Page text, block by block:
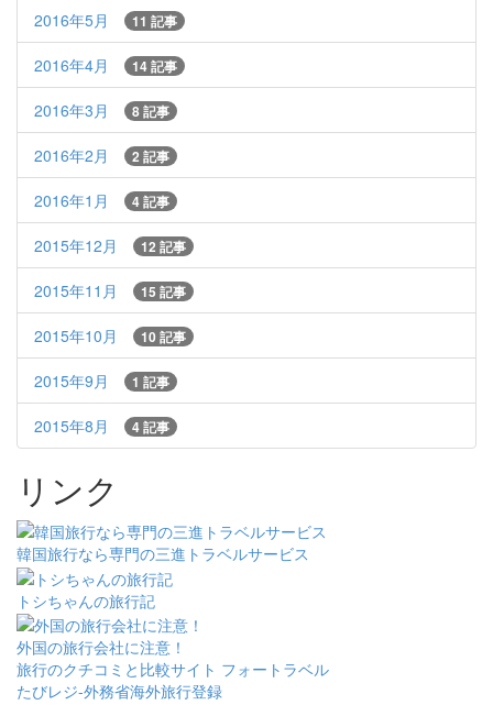
2016年5月 11 記事
2016年4月 14 記事
2016年3月 8 記事
2016年2月 2 記事
2016年1月 4 記事
2015年12月 12 記事
2015年11月 15 記事
2015年10月 10 記事
2015年9月 1 記事
2015年8月 4 記事
リンク
韓国旅行なら専門の三進トラベルサービス
トシちゃんの旅行記
外国の旅行会社に注意！
旅行のクチコミと比較サイト フォートラベル
たびレジ-外務省海外旅行登録